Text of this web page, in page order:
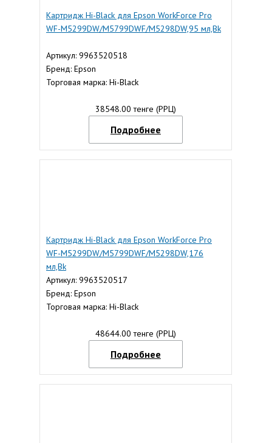
Картридж Hi-Black для Epson WorkForce Pro
WF-M5299DW/M5799DWF/M5298DW,95 мл,Bk
Артикул: 9963520518
Бренд: Epson
Торговая марка: Hi-Black
38548.00 тенге (РРЦ)
Подробнее
Картридж Hi-Black для Epson WorkForce Pro
WF-M5299DW/M5799DWF/M5298DW,176
мл,Bk
Артикул: 9963520517
Бренд: Epson
Торговая марка: Hi-Black
48644.00 тенге (РРЦ)
Подробнее